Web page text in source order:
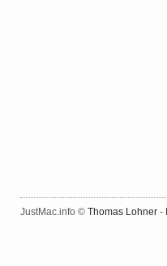
JustMac.info © Thomas Lohner -